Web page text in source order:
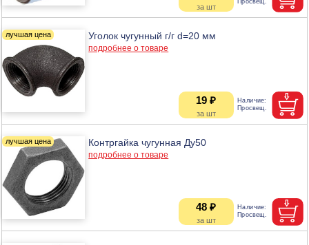
Уголок чугунный г/г d=20 мм
подробнее о товаре
19 ₽
Контргайка чугунная Ду50
подробнее о товаре
48 ₽